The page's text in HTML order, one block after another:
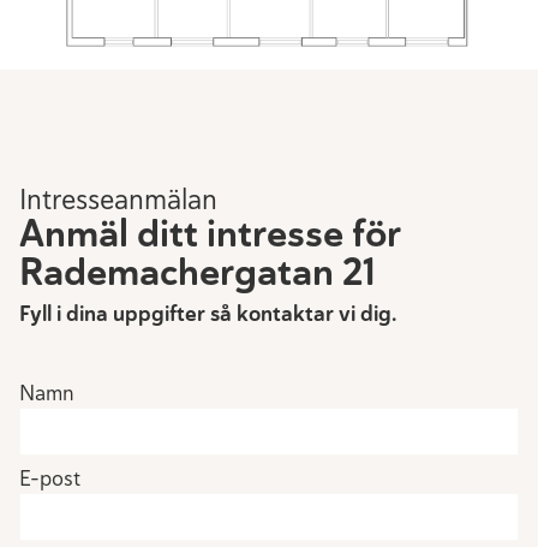
Intresseanmälan
Anmäl ditt intresse för
Rademachergatan 21
Fyll i dina uppgifter så kontaktar vi dig.
Namn
E-post